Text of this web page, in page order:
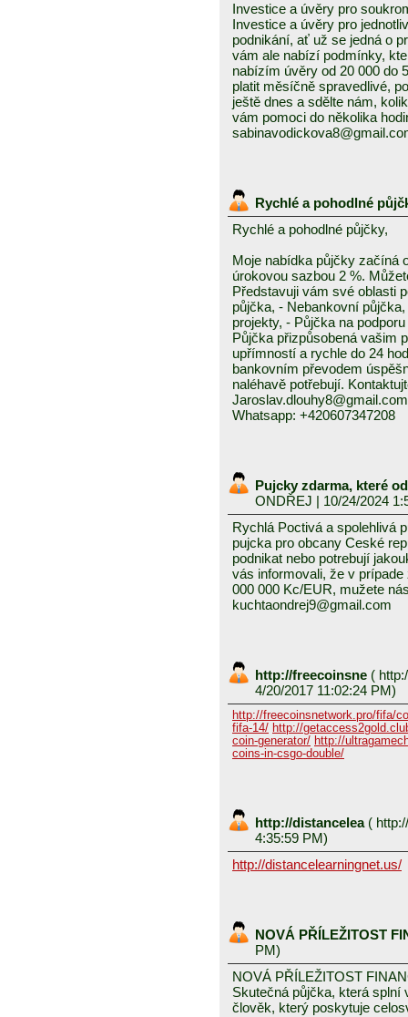
Investice a úvěry pro
Investice a úvěry pro
podnikání, ať už se jedná o
vám ale nabízí podmínky,
nabízím úvěry od 20 000 do
platit měsíčně spravedlivé,
ještě dnes a sdělte nám,
vám pomoci do několika
Rychlé a pohodlné
Rychlé a pohodlné půjčky,
Moje nabídka půjčky začíná
úrokovou sazbou 2 %.
Představuji vám své oblasti
půjčka, - Nebankovní
projekty, - Půjčka na
Půjčka přizpůsobená vašim
upřímností a rychle do 24
bankovním převodem
naléhavě potřebují.
Jaroslav.dlouhy8@gmail.com
Whatsapp: +420607347208
Pujcky zdarma, které
ONDŘEJ | 10/24/2024
Rychlá Poctivá a spolehlivá
pujcka pro obcany Ceské
podnikat nebo potrebují
vás informovali, že v
000 000 Kc/EUR, mužete
kuchtaondrej9@gmail.com
http://freecoinsne (
4/20/2017 11:02:24 PM)
http://freecoinsnetwork.pro/fifa/
fifa-14/ http://
coin-generator/ http://
coins-in-csgo-double/
http://distancelea (
4:35:59 PM)
http://distancelearningnet.us/
NOVÁ PŘÍLEŽITOST
PM)
NOVÁ PŘÍLEŽITOST
Skutečná půjčka, která
člověk, který poskytuje